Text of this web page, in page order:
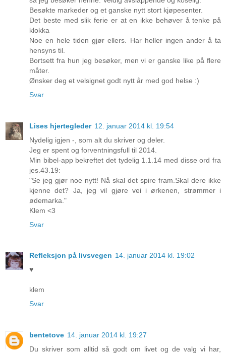
Besøkte markeder og et ganske nytt stort kjøpesenter.
Det beste med slik ferie er at en ikke behøver å tenke på
klokka
Noe en hele tiden gjør ellers. Har heller ingen ander å ta
hensyns til.
Bortsett fra hun jeg besøker, men vi er ganske like på flere
måter.
Ønsker deg et velsignet godt nytt år med god helse :)
Svar
Lises hjertegleder 12. januar 2014 kl. 19:54
Nydelig igjen -, som alt du skriver og deler.
Jeg er spent og forventningsfull til 2014.
Min bibel-app bekreftet det tydelig 1.1.14 med disse ord fra
jes.43.19:
"Se jeg gjør noe nytt! Nå skal det spire fram.Skal dere ikke
kjenne det? Ja, jeg vil gjøre vei i ørkenen, strømmer i
ødemarka."
Klem <3
Svar
Refleksjon på livsvegen 14. januar 2014 kl. 19:02
♥
klem
Svar
bentetove 14. januar 2014 kl. 19:27
Du skriver som alltid så godt om livet og de valg vi har,